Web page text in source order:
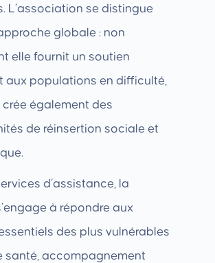
L’association se distingue
globale : non
elle fournit un soutien
aux populations en difficulté,
crée également des
de réinsertion sociale et
d’assistance, la
à répondre aux
des plus vulnérables
santé, accompagnement